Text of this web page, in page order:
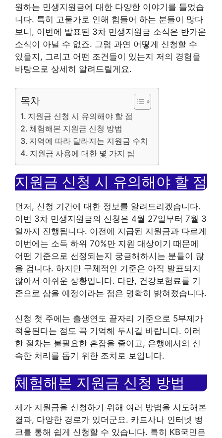
원하는 민생지원금에 대한 다양한 이야기를 들었습
니다. 특히 고물가로 인해 힘들어 하는 분들이 많다
보니, 이번에 발표된 3차 민생지원금 소식은 반가운
소식이 아닐 수 없죠. 그럼 과연 어떻게 신청할 수
있을지, 그리고 어떤 조건들이 있는지 저의 경험을
바탕으로 상세히 알려드릴게요.
목차
지원금 신청 시 유의해야 할 점
체험해본 지원금 신청 방법
지역에 따라 달라지는 지원금 수치
지원금 사용에 대한 몇 가지 팁
지원금 신청 시 유의해야 할 점
먼저, 신청 기간에 대한 정보를 알려드리겠습니다.
이번 3차 민생지원금의 신청은 4월 27일부터 7월 3
일까지 진행됩니다. 이전에 지급된 지원금과 다르게
이번에는 소득 하위 70%만 지원 대상이기 때문에
어떤 기준으로 선정되는지 궁금해하시는 분들이 많
을 겁니다. 하지만 구체적인 기준은 아직 발표되지
않아서 아쉬운 상황입니다. 다만, 건강보험료를 기
준으로 삼을 예정이라는 점은 명확히 밝혀졌습니다.
신청 첫 주에는 출생연도 끝자리 기준으로 5부제가
적용된다는 점도 꼭 기억해 두시길 바랍니다. 이러
한 절차는 불필요한 혼잡을 줄이고, 은행에서의 신
속한 처리를 돕기 위한 조치로 보입니다.
체험해본 지원금 신청 방법
제가 지원금을 신청하기 위해 여러 방법을 시도해본
결과, 다양한 경로가 있더군요. 카드사나 인터넷 뱅
크를 통해 쉽게 신청할 수 있습니다. 특히 KB국민은